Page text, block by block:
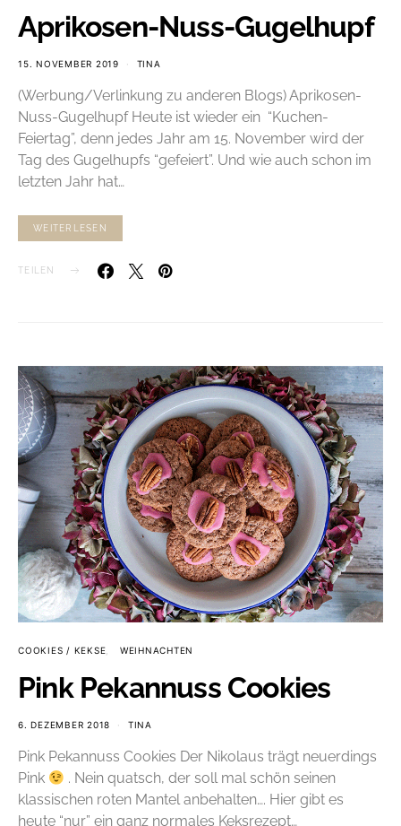
Aprikosen-Nuss-Gugelhupf
15. NOVEMBER 2019 TINA
(Werbung/Verlinkung zu anderen Blogs) Aprikosen-
Nuss-Gugelhupf Heute ist wieder ein “Kuchen-
Feiertag”, denn jedes Jahr am 15. November wird der
Tag des Gugelhupfs “gefeiert”. Und wie auch schon im
letzten Jahr hat…
WEITERLESEN
TEILEN
COOKIES / KEKSE WEIHNACHTEN
Pink Pekannuss Cookies
6. DEZEMBER 2018 TINA
Pink Pekannuss Cookies Der Nikolaus trägt neuerdings
Pink
. Nein quatsch, der soll mal schön seinen
klassischen roten Mantel anbehalten…. Hier gibt es
heute “nur” ein ganz normales Keksrezept…